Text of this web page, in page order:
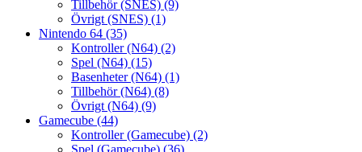
Tillbehör (SNES) (9)
Övrigt (SNES) (1)
Nintendo 64 (35)
Kontroller (N64) (2)
Spel (N64) (15)
Basenheter (N64) (1)
Tillbehör (N64) (8)
Övrigt (N64) (9)
Gamecube (44)
Kontroller (Gamecube) (2)